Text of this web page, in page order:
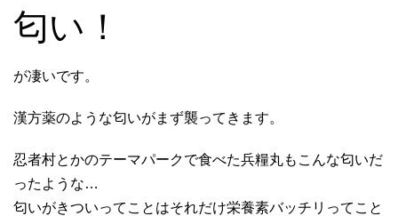
匂い！
が凄いです。
漢方薬のような匂いがまず襲ってきます。
忍者村とかのテーマパークで食べた兵糧丸もこんな匂いだ
ったような…
匂いがきついってことはそれだけ栄養素バッチリってこと